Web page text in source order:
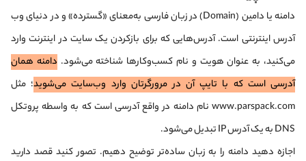
دامنه یا دامین (Domain) در زبان فارسی به‌معنای «گسترده» و در دنیای وب
آدرس اینترنتی است. آدرس‌هایی که برای بازکردن یک سایت در اینترنت وارد
می‌کنید، به عنوان هویت و نام کسب‌وکارها شناخته می‌شود. دامنه همان
آدرسی است که با تایپ آن در مرورگرتان وارد وب‌‌سایت می‌شوید؛ مثل
www.parspack.com نام دامنه در واقع آدرسی است که به واسطه پروتکل
DNS به یک آدرس IP تبدیل می‌شود.
اجازه دهید دامنه را به زبان ساده‌تر توضیح دهیم. تصور کنید قصد دارید